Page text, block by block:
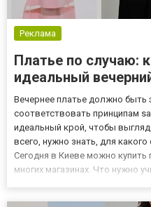
Реклама
Платье по случаю:
идеальный
Вечернее платье должно быть
соответствовать принципам
идеальный крой, чтобы
всего, нужно знать, для какого
Сегодня в Киеве можно купить
многих магазинах. Что нужно